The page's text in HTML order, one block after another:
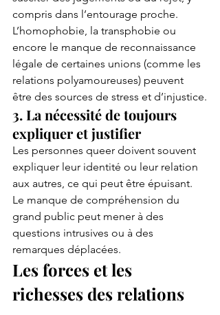
compris dans l’entourage proche.
L’homophobie, la transphobie ou
encore le manque de reconnaissance
légale de certaines unions (comme les
relations polyamoureuses) peuvent
être des sources de stress et d’injustice.
3. La nécessité de toujours
expliquer et justifier
Les personnes queer doivent souvent
expliquer leur identité ou leur relation
aux autres, ce qui peut être épuisant.
Le manque de compréhension du
grand public peut mener à des
questions intrusives ou à des
remarques déplacées.
Les forces et les
richesses des relations